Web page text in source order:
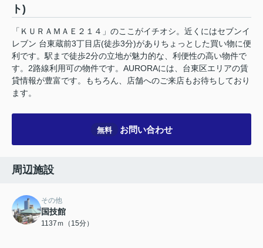
ト)
「ＫＵＲＡＭＡＥ２１４」のここがイチオシ。近くにはセブンイ
レブン 台東蔵前3丁目店(徒歩3分)がありちょっとした買い物に便
利です。駅まで徒歩2分の立地が魅力的な、利便性の高い物件で
す。2路線利用可の物件です。AURORAには、台東区エリアの賃
貸情報が豊富です。もちろん、店舗へのご来店もお待ちしており
ます。
無料 お問い合わせ
周辺施設
その他
国技館
1137ｍ（15分）